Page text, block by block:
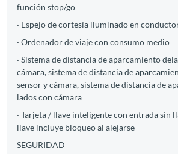
función stop/go
· Espejo de cortesía iluminado en
· Ordenador de viaje con consumo medio
· Sistema de distancia de aparcamiento
cámara, sistema de distancia de
sensor y cámara, sistema de distancia de
lados con cámara
· Tarjeta / llave inteligente con entrada sin
llave incluye bloqueo al alejarse
SEGURIDAD